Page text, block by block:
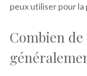
peux utiliser pour
Combien